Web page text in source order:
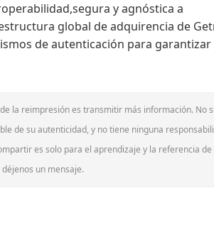
y agnóstica a
global de adquirencia de
de autenticación para garantizar
la reimpresión es transmitir más información. No
de su autenticidad, y no tiene ninguna
es solo para el aprendizaje y la referencia de
un mensaje.